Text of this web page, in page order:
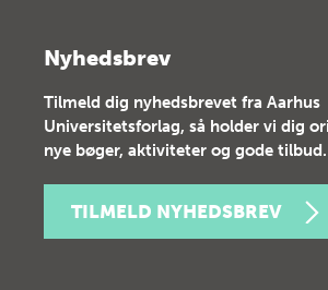
Nyhedsbrev
Tilmeld dig nyhedsbrevet fra Aarhus
Universitetsforlag, så holder vi dig
nye bøger, aktiviteter og gode tilbud.
TILMELD NYHEDSBREV